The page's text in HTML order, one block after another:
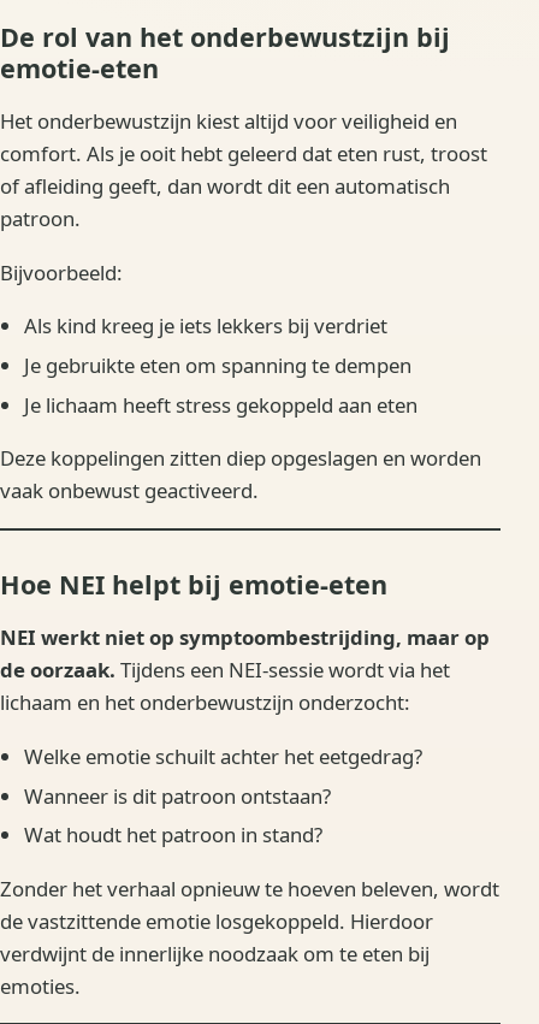
De rol van het onderbewustzijn bij
emotie-eten
Het onderbewustzijn kiest altijd voor veiligheid en
comfort. Als je ooit hebt geleerd dat eten rust, troost
of afleiding geeft, dan wordt dit een automatisch
patroon.
Bijvoorbeeld:
Als kind kreeg je iets lekkers bij verdriet
Je gebruikte eten om spanning te dempen
Je lichaam heeft stress gekoppeld aan eten
Deze koppelingen zitten diep opgeslagen en worden
vaak onbewust geactiveerd.
Hoe NEI helpt bij emotie-eten
NEI werkt niet op symptoombestrijding, maar op
de oorzaak. Tijdens een NEI-sessie wordt via het
lichaam en het onderbewustzijn onderzocht:
Welke emotie schuilt achter het eetgedrag?
Wanneer is dit patroon ontstaan?
Wat houdt het patroon in stand?
Zonder het verhaal opnieuw te hoeven beleven, wordt
de vastzittende emotie losgekoppeld. Hierdoor
verdwijnt de innerlijke noodzaak om te eten bij
emoties.